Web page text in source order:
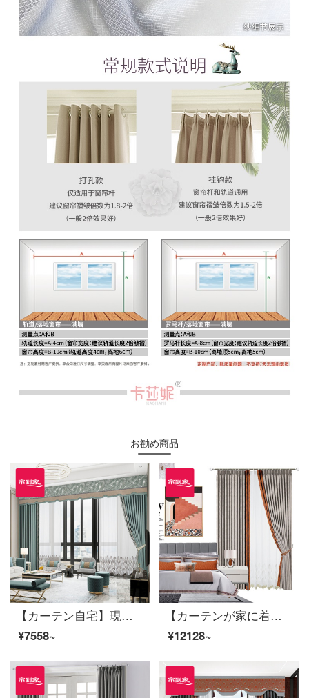
お勧め商品
【カーテン自宅】現代北欧カーテン完成品高精密カスタム純色ステッチ自然木の葉のカーテン高遮光リビングルームの床の窓LDC 20 SSB-0501 Sフック/カーテンなし(高さ2.6 m以内で変更可能)Sカーテンセット/ダブルオープン(適用窓幅2-2.6 m)
¥7558~
【カーテンが家に着く】高遮光製品のカーテンが軽い純色のジャカード新商品のカーテンをつなぎ合わせて、高精密リビングルームで床窓LDC 20 SSB-1201ホールをカスタマイズします。
¥12128~